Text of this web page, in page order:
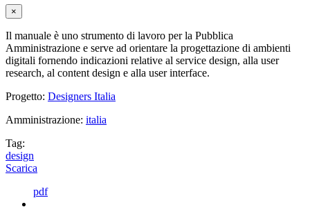
×
Il manuale è uno strumento di lavoro per la Pubblica
Amministrazione e serve ad orientare la progettazione di ambienti
digitali fornendo indicazioni relative al service design, alla user
research, al content design e alla user interface.
Progetto: Designers Italia
Amministrazione: italia
Tag:
design
Scarica
pdf